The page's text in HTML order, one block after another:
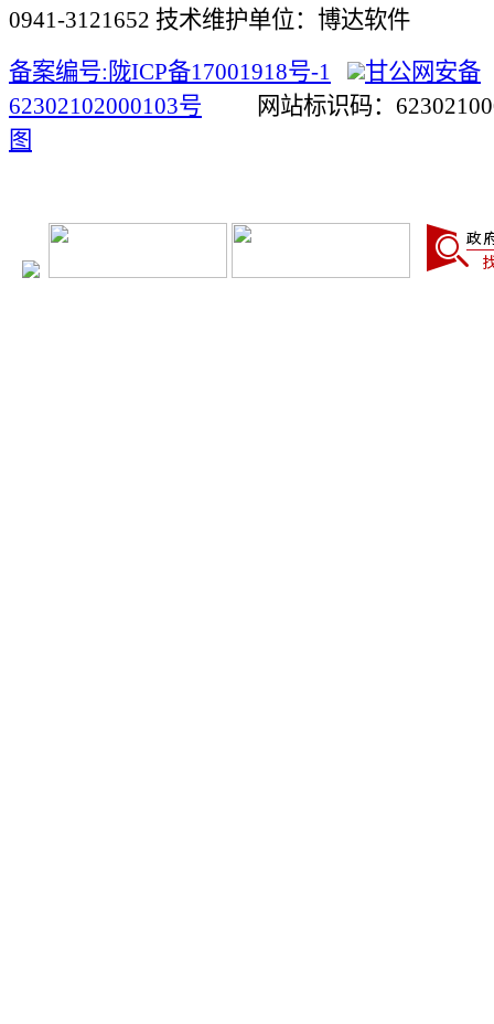
0941-3121652 技术维护单位：博达软件
备案编号:陇ICP备17001918号-1
甘公网安备
62302102000103号 网站标识码：
图